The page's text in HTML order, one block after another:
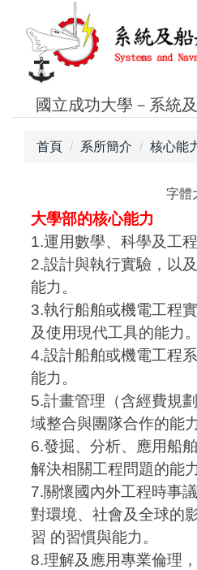
國立成功大學－系統
首頁 系所簡介 核心能
字體
大學部的核心能力
1.運用數學、科學及工
2.設計與執行實驗，以
能力。
3.執行船舶或機電工程
及使用現代工具的能
4.設計船舶或機電工程
能力。
5.計畫管理（含經費規
域整合與團隊合作的
6.發掘、分析、應用船
解決相關工程問題的
7.關懷國內外工程時事
對環境、社會及全球的
習 的習慣與能力。
8.理解及應用專業倫理